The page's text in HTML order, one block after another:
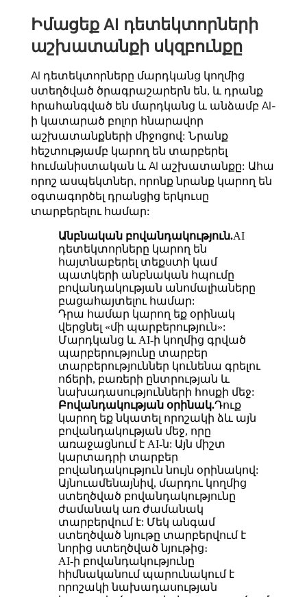
Իմացեք AI դետեկտորների
աշխատանքի սկզբունքը
AI դետեկտորները մարդկանց կողմից
ստեղծված ծրագրաշարերն են, և դրանք
հրահանգված են մարդկանց և անձամբ AI-
ի կատարած բոլոր հնարավոր
աշխատանքների միջոցով: Նրանք
հեշտությամբ կարող են տարբերել
հումանիստական ​​և AI աշխատանքը: Ահա
որոշ ասպեկտներ, որոնք նրանք կարող են
օգտագործել դրանցից երկուսը
տարբերելու համար:
Անբնական բովանդակություն.AI
դետեկտորները կարող են
հայտնաբերել տեքստի կամ
պատկերի անբնական հպումը
բովանդակության անոմալիաները
բացահայտելու համար:
Դրա համար կարող եք օրինակ
վերցնել «մի պարբերություն»:
Մարդկանց և AI-ի կողմից գրված
պարբերությունը տարբեր
տարբերություններ կունենա գրելու
ոճերի, բառերի ընտրության և
նախադասությունների հոսքի մեջ:
Բովանդակության օրինակ.Դուք
կարող եք նկատել որոշակի ձև այն
բովանդակության մեջ, որը
առաջացնում է AI-ն: Այն միշտ
կարտադրի տարբեր
բովանդակություն նույն օրինակով:
Այնուամենայնիվ, մարդու կողմից
ստեղծված բովանդակությունը
ժամանակ առ ժամանակ
տարբերվում է: Մեկ անգամ
ստեղծված նյութը տարբերվում է
նորից ստեղծված նյութից։
AI-ի բովանդակությունը
հիմնականում պարունակում է
որոշակի նախադասության